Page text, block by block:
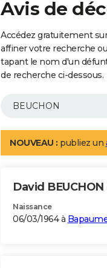
Avis de
Accédez gratuitement
affiner votre recherche
tapant le nom d'un
de recherche ci-dessous.
NOUVEAU : publiez un
David BEUCHON
Naissance
06/03/1964 à